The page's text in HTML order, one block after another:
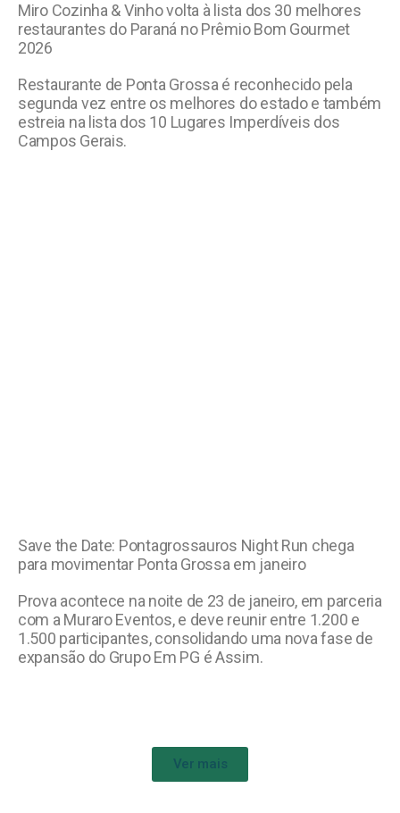
Miro Cozinha & Vinho volta à lista dos 30 melhores
restaurantes do Paraná no Prêmio Bom Gourmet
2026
Restaurante de Ponta Grossa é reconhecido pela
segunda vez entre os melhores do estado e também
estreia na lista dos 10 Lugares Imperdíveis dos
Campos Gerais.
Save the Date: Pontagrossauros Night Run chega
para movimentar Ponta Grossa em janeiro
Prova acontece na noite de 23 de janeiro, em parceria
com a Muraro Eventos, e deve reunir entre 1.200 e
1.500 participantes, consolidando uma nova fase de
expansão do Grupo Em PG é Assim.
Ver mais